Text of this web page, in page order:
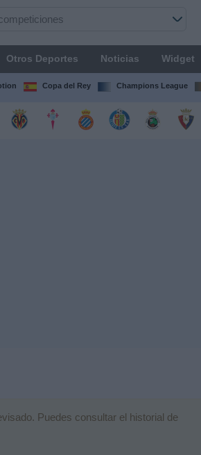
Otros Deportes Noticias Widget
Copa del Rey Champions League
Puedes consultar el historial de